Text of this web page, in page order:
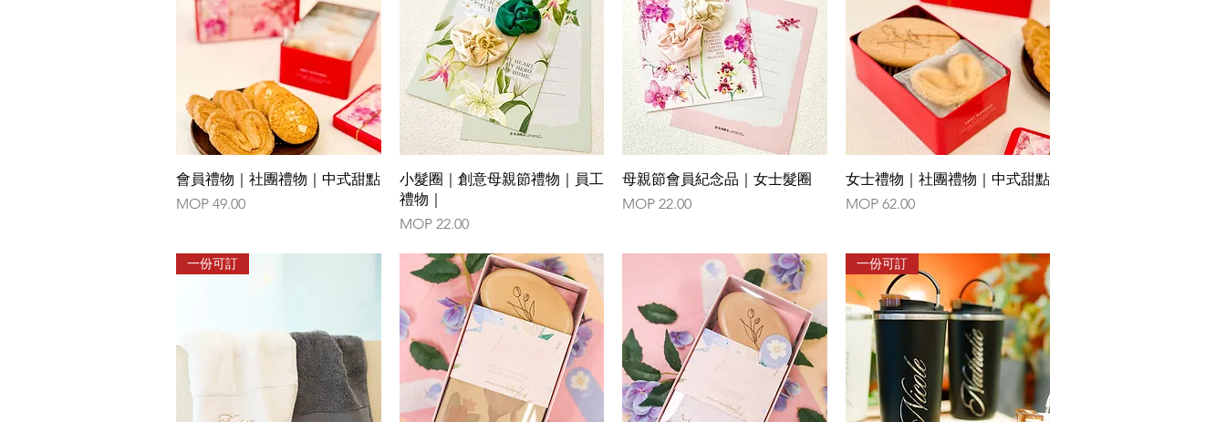
Quick View
會員禮物｜社團禮物｜中式甜點
Price
MOP 49.00
Quick View
小髮圈｜創意母親節禮物｜員工
禮物｜
Price
MOP 22.00
Quick View
母親節會員紀念品｜女士髮圈
Price
MOP 22.00
Quick View
女士禮物｜社團禮物｜中式甜點
Price
MOP 62.00
一份可訂 一份可訂